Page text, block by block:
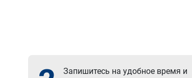
Запишитесь на удобное время и